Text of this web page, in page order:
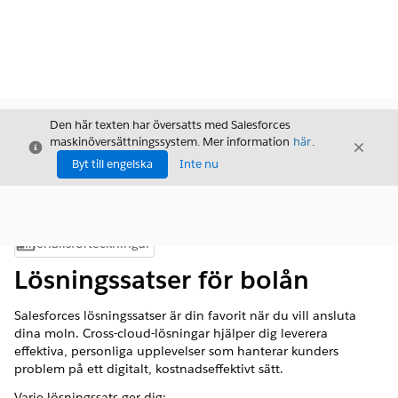
Stäng
Den här texten har översatts med Salesforces
maskinöversättningssystem. Mer information här.
Byt till engelska
Inte nu
Stäng
Visa innehållsförteckning
Innehållsförteckningar
Lösningssatser för bolån
Salesforces lösningssatser är din favorit när du vill ansluta
dina moln. Cross-cloud-lösningar hjälper dig leverera
effektiva, personliga upplevelser som hanterar kunders
problem på ett digitalt, kostnadseffektivt sätt.